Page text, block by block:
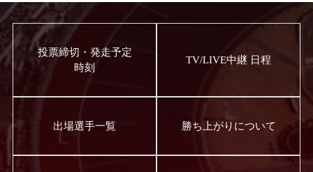
投票締切・発走予定
時刻
TV/LIVE中継 日程
出場選手一覧 勝ち上がりについて